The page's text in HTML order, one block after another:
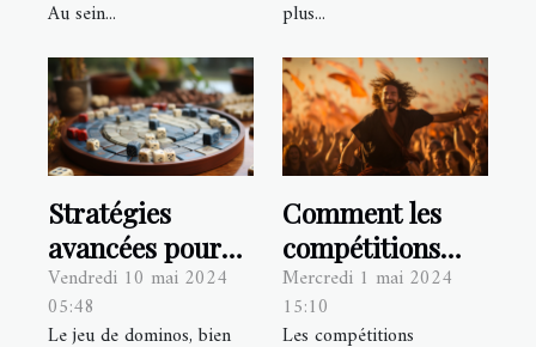
Au sein...
plus...
Stratégies
avancées pour
gagner au jeu de
dominos :
Vendredi 10 mai 2024
05:48
Le jeu de dominos, bien
Comment les
compétitions
internationales
de kitesurf
Mercredi 1 mai 2024
15:10
Les compétitions